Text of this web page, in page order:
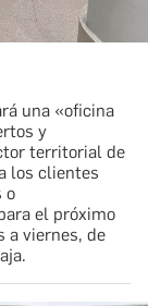
una «oficina
y
territorial de
los clientes
o
el próximo
a viernes, de